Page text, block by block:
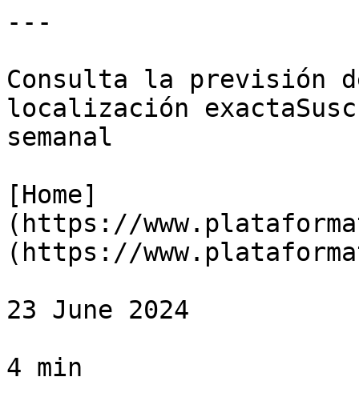
---
Consulta la previsión
localización
semanal
[Home]
(https://
(https://
23 June 2024
4 min